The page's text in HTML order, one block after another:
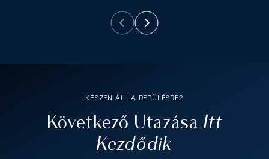
KÉSZEN ÁLL A REPÜLÉSRE?
Következő Utazása Itt
Kezdődik